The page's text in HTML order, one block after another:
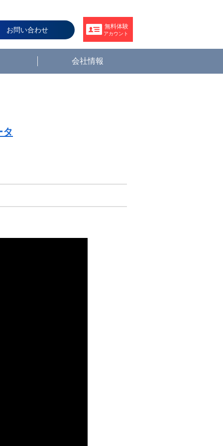
お問い合わせ 無料体験
アカウント
会社情報